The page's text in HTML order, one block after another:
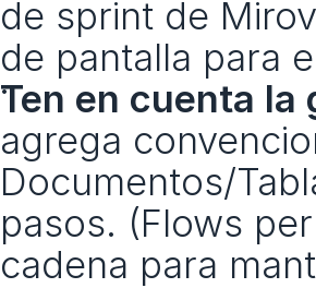
de sprint de
de pantalla para
Ten en cuenta la
agrega
Documentos/
pasos. (Flows
cadena para